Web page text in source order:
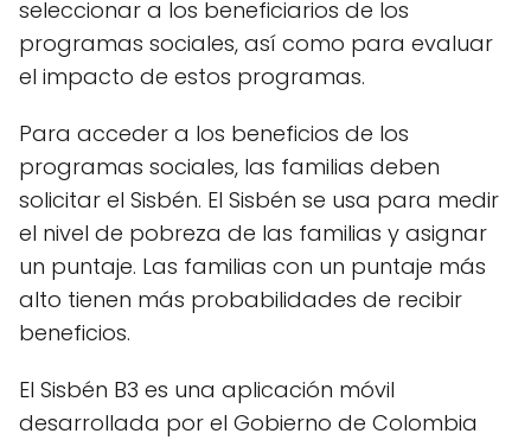
seleccionar a los beneficiarios de los
programas sociales, así como para evaluar
el impacto de estos programas.
Para acceder a los beneficios de los
programas sociales, las familias deben
solicitar el Sisbén. El Sisbén se usa para medir
el nivel de pobreza de las familias y asignar
un puntaje. Las familias con un puntaje más
alto tienen más probabilidades de recibir
beneficios.
El Sisbén B3 es una aplicación móvil
desarrollada por el Gobierno de Colombia